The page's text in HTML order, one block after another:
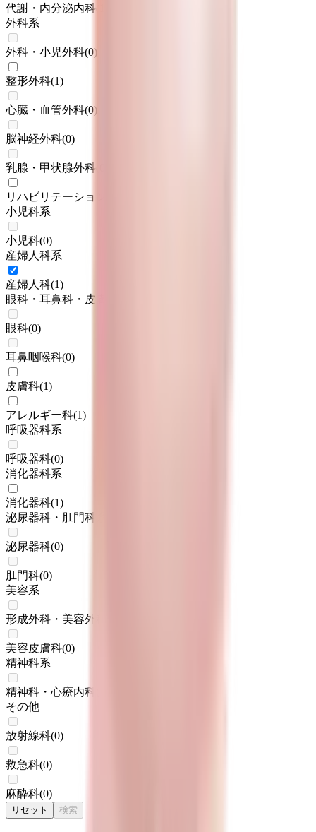
代謝・内分泌内科
外科系
外科・小児外科(0)
整形外科(1)
心臓・血管外科(0)
脳神経外科(0)
乳腺・甲状腺外科
リハビリテーション科
小児科系
小児科(0)
産婦人科系
産婦人科(1)
眼科・耳鼻科・皮膚科・アレルギー科系
眼科(0)
耳鼻咽喉科(0)
皮膚科(1)
アレルギー科(1)
呼吸器科系
呼吸器科(0)
消化器科系
消化器科(1)
泌尿器科・肛門科系
泌尿器科(0)
肛門科(0)
美容系
形成外科・美容外科
美容皮膚科(0)
精神科系
精神科・心療内科
その他
放射線科(0)
救急科(0)
麻酔科(0)
リセット 検索